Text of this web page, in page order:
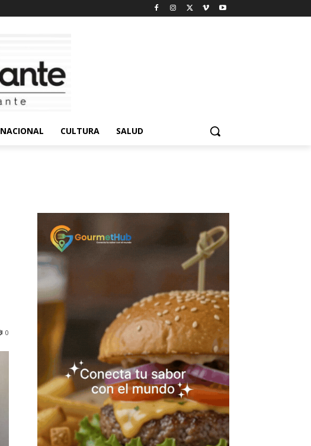
NACIONAL CULTURA SALUD
0